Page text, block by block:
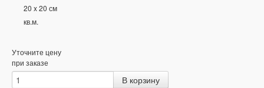
20 x 20 см
кв.м.
Уточните цену
при заказе